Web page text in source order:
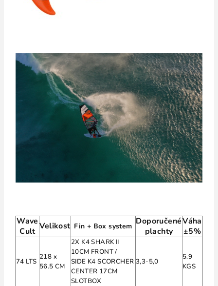
Wave
Cult Velikost Fin + Box system Doporučené
plachty
Váha
±5%
74 LTS
218 x
56.5 CM
2X K4 SHARK II
10CM FRONT /
SIDE K4 SCORCHER
CENTER 17CM
SLOTBOX
3,3-5,0
5.9
KGS